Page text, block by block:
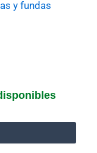
y fundas